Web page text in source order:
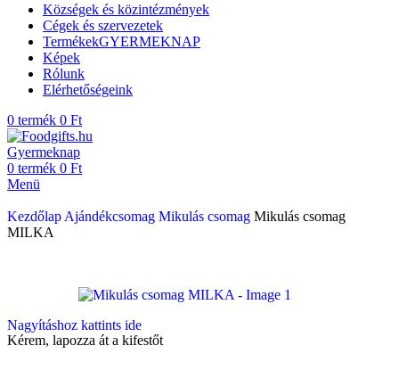
Községek és közintézmények
Cégek és szervezetek
TermékekGYERMEKNAP
Képek
Rólunk
Elérhetőségeink
0 termék 0 Ft
Gyermeknap
0 termék 0 Ft
Menü
Kezdőlap Ajándékcsomag Mikulás csomag Mikulás csomag
MILKA
Nagyításhoz kattints ide
Kérem, lapozza át a kifestőt